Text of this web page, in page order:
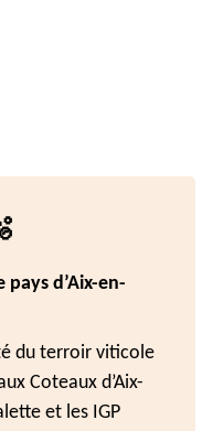
d’Aix-en-
du terroir viticole
Coteaux d’Aix-
et les IGP